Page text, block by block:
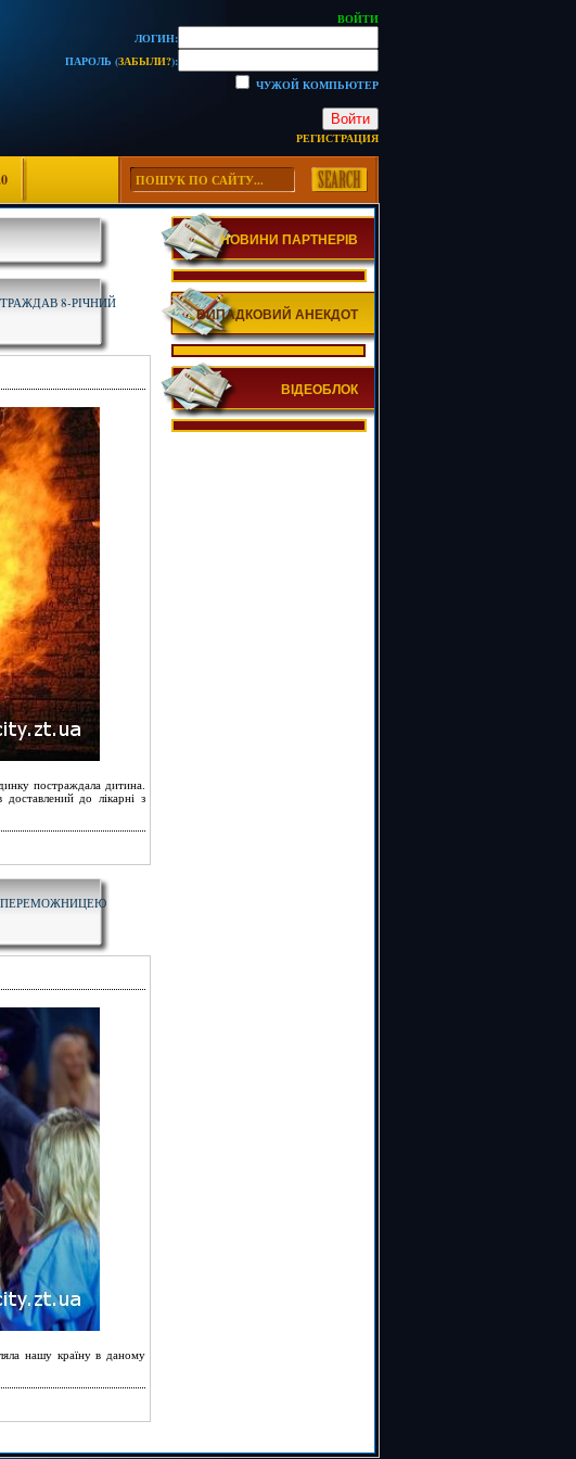
ВОЙТИ
ЛОГИН:
ПАРОЛЬ (ЗАБЫЛИ?):
ЧУЖОЙ КОМПЬЮТЕР
Войти
РЕГИСТРАЦИЯ
8-РІЧНИЙ
постраждала дитина.
до лікарні з
ПЕРЕМОЖНИЦЕЮ
нашу країну в даному
НОВИНИ ПАРТНЕРІВ
ВИПАДКОВИЙ АНЕКДОТ
ВІДЕОБЛОК